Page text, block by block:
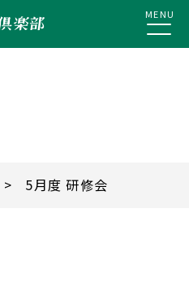
MENU
> 5月度 研修会